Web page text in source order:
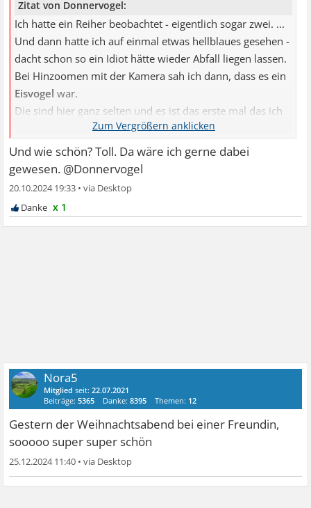
Zitat von Donnervogel:
Ich hatte ein Reiher beobachtet - eigentlich sogar zwei. ...
Und dann hatte ich auf einmal etwas hellblaues gesehen -
dacht schon so ein Idiot hätte wieder Abfall liegen lassen.
Bei Hinzoomen mit der Kamera sah ich dann, dass es ein
Eisvogel war.
Die sind hier ganz selten und es ist das erste mal das ich
so einen hier in der Natur gesehen habe.
Wunderschön !
Und wie schön? Toll. Da wäre ich gerne dabei
gewesen. @Donnervogel
20.10.2024 19:33 •
x 1
Nora5
Mitglied seit:22.07.2021
Beiträge:5365 Danke:8395 Themen: 12
Gestern der Weihnachtsabend bei einer Freundin,
sooooo super super schön
25.12.2024 11:40 •